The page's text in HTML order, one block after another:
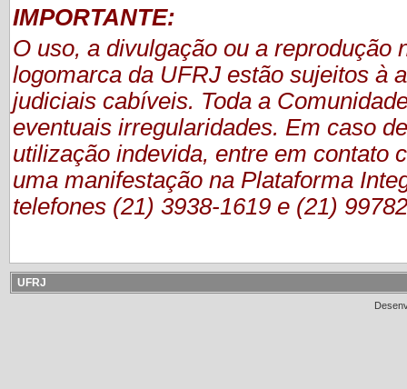
IMPORTANTE:
O uso, a divulgação ou a reprodução
logomarca da UFRJ estão sujeitos à
judiciais cabíveis. Toda a
eventuais irregularidades. Em caso
utilização indevida, entre em contato
uma manifestação na Plataforma
telefones (21) 3938-1619 e (21)
UFRJ